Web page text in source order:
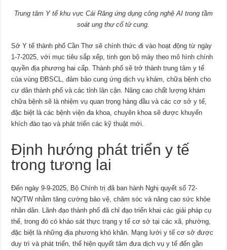
Trung tâm Y tế khu vực Cái Răng ứng dụng công nghệ AI trong tầm
soát ung thư cổ tử cung.
Sở Y tế thành phố Cần Thơ sẽ chính thức đi vào hoạt động từ ngày
1-7-2025, với mục tiêu sắp xếp, tinh gọn bộ máy theo mô hình chính
quyền địa phương hai cấp. Thành phố sẽ trở thành trung tâm y tế
của vùng ĐBSCL, đảm bảo cung ứng dịch vụ khám, chữa bệnh cho
cư dân thành phố và các tỉnh lân cận. Nâng cao chất lượng khám
chữa bệnh sẽ là nhiệm vụ quan trọng hàng đầu và các cơ sở y tế,
đặc biệt là các bệnh viện đa khoa, chuyên khoa sẽ được khuyến
khích đào tạo và phát triển các kỹ thuật mới.
Định hướng phát triển y tế
trong tương lai
Đến ngày 9-9-2025, Bộ Chính trị đã ban hành Nghị quyết số 72-
NQ/TW nhằm tăng cường bảo vệ, chăm sóc và nâng cao sức khỏe
nhân dân. Lãnh đạo thành phố đã chỉ đạo triển khai các giải pháp cụ
thể, trong đó có khảo sát thực trạng y tế cơ sở tại các xã, phường,
đặc biệt là những địa phương khó khăn. Mạng lưới y tế cơ sở được
duy trì và phát triển, thể hiện quyết tâm đưa dịch vụ y tế đến gần